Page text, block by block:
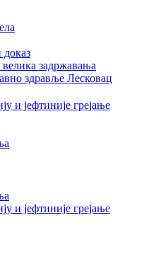
задржавања
здравље Лесковац
и јефтиније грејање
и јефтиније грејање